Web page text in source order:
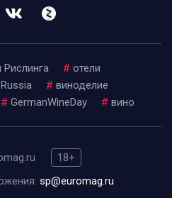
Рислинга # отели
# виноделие
# GermanWineDay # вино
18+
sp@euromag.ru